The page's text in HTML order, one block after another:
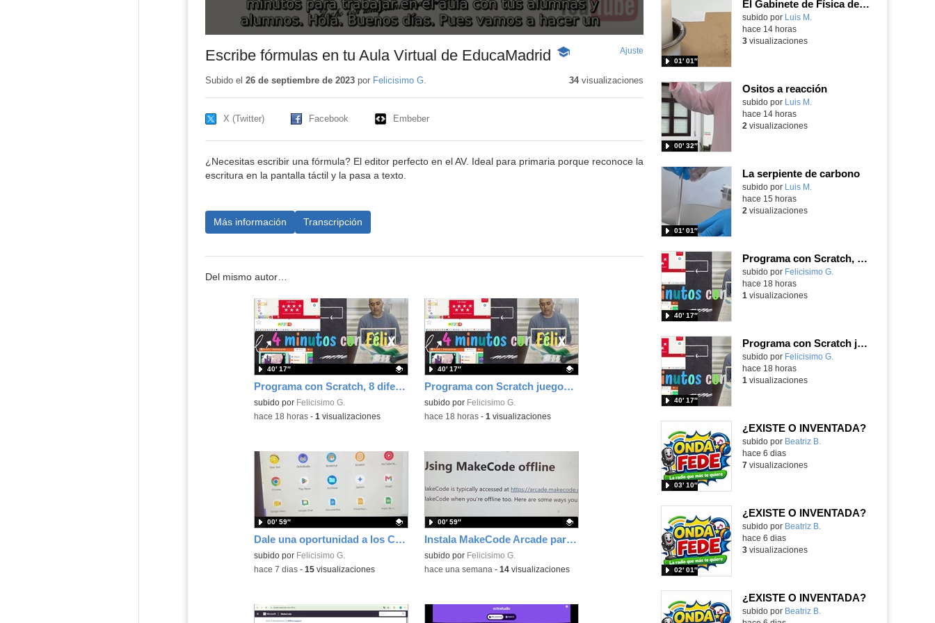
Escribe fórmulas en tu Aula Virtual de EducaMadrid
-
educativo
Ajuste
pantalla
Subido el 26 de septiembre de 2023por Felicisimo G. 34visualizaciones
X (Twitter) Facebook Embeber
¿Necesitas escribir una fórmula? El editor perfecto en el AV. Ideal para primaria porque reconoce la
escritura en la pantalla táctil y la pasa a texto.
Más información Transcripción
Del mismo autor…
Programa con Scratch, 8 diferentes juegos para vivir la emoción de los partidos de España en el mundial 2026
Contenido educativo.
subido por Felicisimo G.
40′ 17″
-hace 18 horas- 1 visualizaciones
Programa con Scratch juegos con los partidos del mundial 2026 ganados por España
Contenido educativo.
subido por Felicisimo G.
40′ 17″
-hace 18 horas- 1 visualizaciones
Dale una oportunidad a los Chromebooks y utiliza un proyector para realizar talleres si no tienes pantallas táctiles
Contenido educativo.
subido por Felicisimo G.
00′ 59″
-hace 7 dias- 15visualizaciones
Instala MakeCode Arcade para trabajar offline en tu tablet, ordenador, Chromebook
Contenido educativo.
subido por Felicisimo G.
00′ 59″
-hace una semana - 14visualizaciones
El Gabinete de Física del IES Enrique Tierno Galván de Parla (Curso 25-26)
Contenido educativo.
subido por Luis M.
01′ 01″
hace 14 horas
3visualizaciones
Ositos a reacción
Contenido educativo.
subido por Luis M.
00′ 32″
hace 14 horas
2 visualizaciones
La serpiente de carbono
Contenido educativo.
subido por Luis M.
01′ 01″
hace 15 horas
2 visualizaciones
Programa con Scratch, 8 diferentes juegos para vivir la emoción de los partidos de España en el mundial 2026
Contenido educativo.
subido por Felicisimo G.
40′ 17″
hace 18 horas
1 visualizaciones
Programa con Scratch juegos con los partidos del mundial 2026 ganados por España
Contenido educativo.
subido por Felicisimo G.
40′ 17″
hace 18 horas
1 visualizaciones
¿EXISTE O INVENTADA?
Contenido educativo.
subido por Beatriz B.
03′ 10″
hace 6 dias
7visualizaciones
¿EXISTE O INVENTADA?
Contenido educativo.
subido por Beatriz B.
02′ 01″
hace 6 dias
3visualizaciones
¿EXISTE O INVENTADA?
Contenido educativo.
subido por Beatriz B.